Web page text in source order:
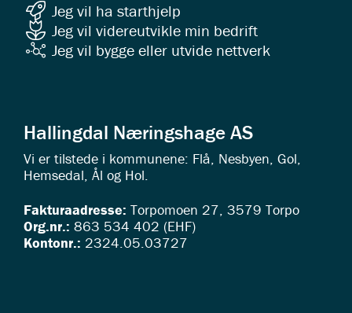
Jeg vil ha starthjelp
Jeg vil videreutvikle min bedrift
Jeg vil bygge eller utvide nettverk
Hallingdal Næringshage AS
Vi er tilstede i kommunene: Flå, Nesbyen, Gol,
Hemsedal, Ål og Hol.
Fakturaadresse: Torpomoen 27, 3579 Torpo
Org.nr.: 863 534 402 (EHF)
Kontonr.: 2324.05.03727